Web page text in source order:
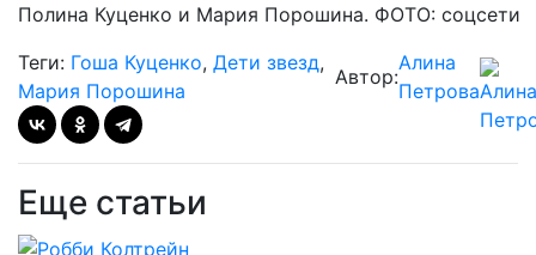
Полина Куценко и Мария Порошина. ФОТО: соцсети
Теги: Гоша Куценко, Дети звезд,
Мария Порошина
Автор:
Алина
Петрова
Еще статьи